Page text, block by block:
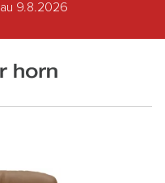
au 9.8.2026